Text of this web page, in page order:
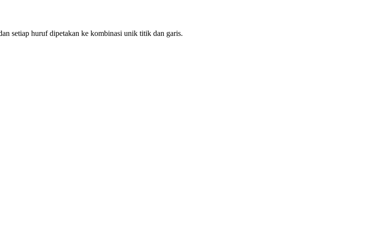
setiap huruf dipetakan ke kombinasi unik titik dan garis.